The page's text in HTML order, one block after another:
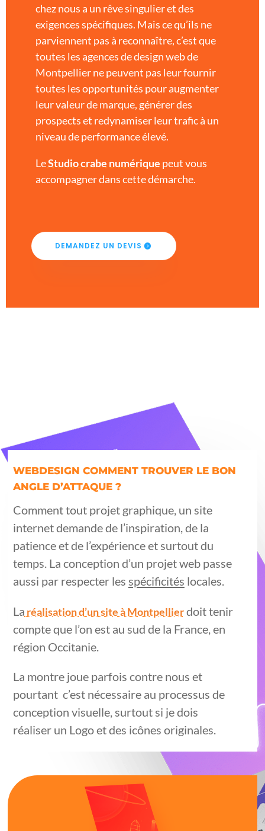
chez nous a un rêve singulier et des
exigences spécifiques. Mais ce qu’ils ne
parviennent pas à reconnaître, c’est que
toutes les agences de design web de
Montpellier ne peuvent pas leur fournir
toutes les opportunités pour augmenter
leur valeur de marque, générer des
prospects et redynamiser leur trafic à un
niveau de performance élevé.
LeStudio crabe numérique peut vous
accompagner dans cette démarche.
DEMANDEZ UN DEVIS
WEBDESIGN COMMENT TROUVER LE BON
ANGLE D’ATTAQUE ?
Comment tout projet graphique, un site
internet demande de l’inspiration, de la
patience et de l’expérience et surtout du
temps. La conception d’un projet web passe
aussi par respecter les spécificités locales.
La réalisation d’un site à Montpellierdoit tenir
compte que l’on est au sud de la France, en
région Occitanie.
La montre joue parfois contre nous et
pourtant c’est nécessaire au processus de
conception visuelle, surtout si je dois
réaliser un Logo et des icônes originales.